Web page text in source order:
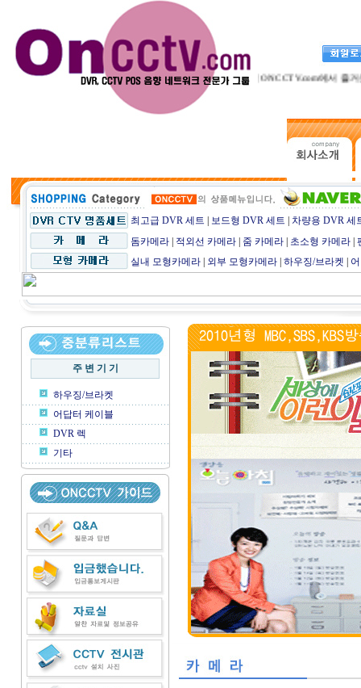
CCTV전문점 ONCCTV.com에서 즐거운
최고급 DVR 세트 보드형 DVR 세트
차량용 DVR 세
돔카메라
적외선 카메라 줌 카메라 초소형 카메라
실내 모형카메라
외부 모형카메라 하우징/브라켓
주 변 기 기
하우징/브라켓
어답터 케이블
DVR 렉
기타